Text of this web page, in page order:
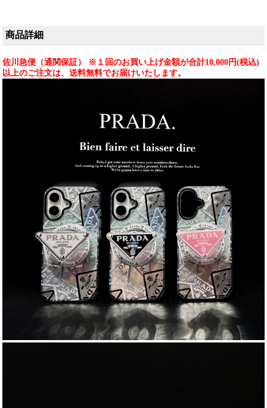
商品詳細
佐川急便（通関保証） ※１回のお買い上げ金額が合計10,000円(税込)
以上のご注文は、送料無料でお届けいたします。